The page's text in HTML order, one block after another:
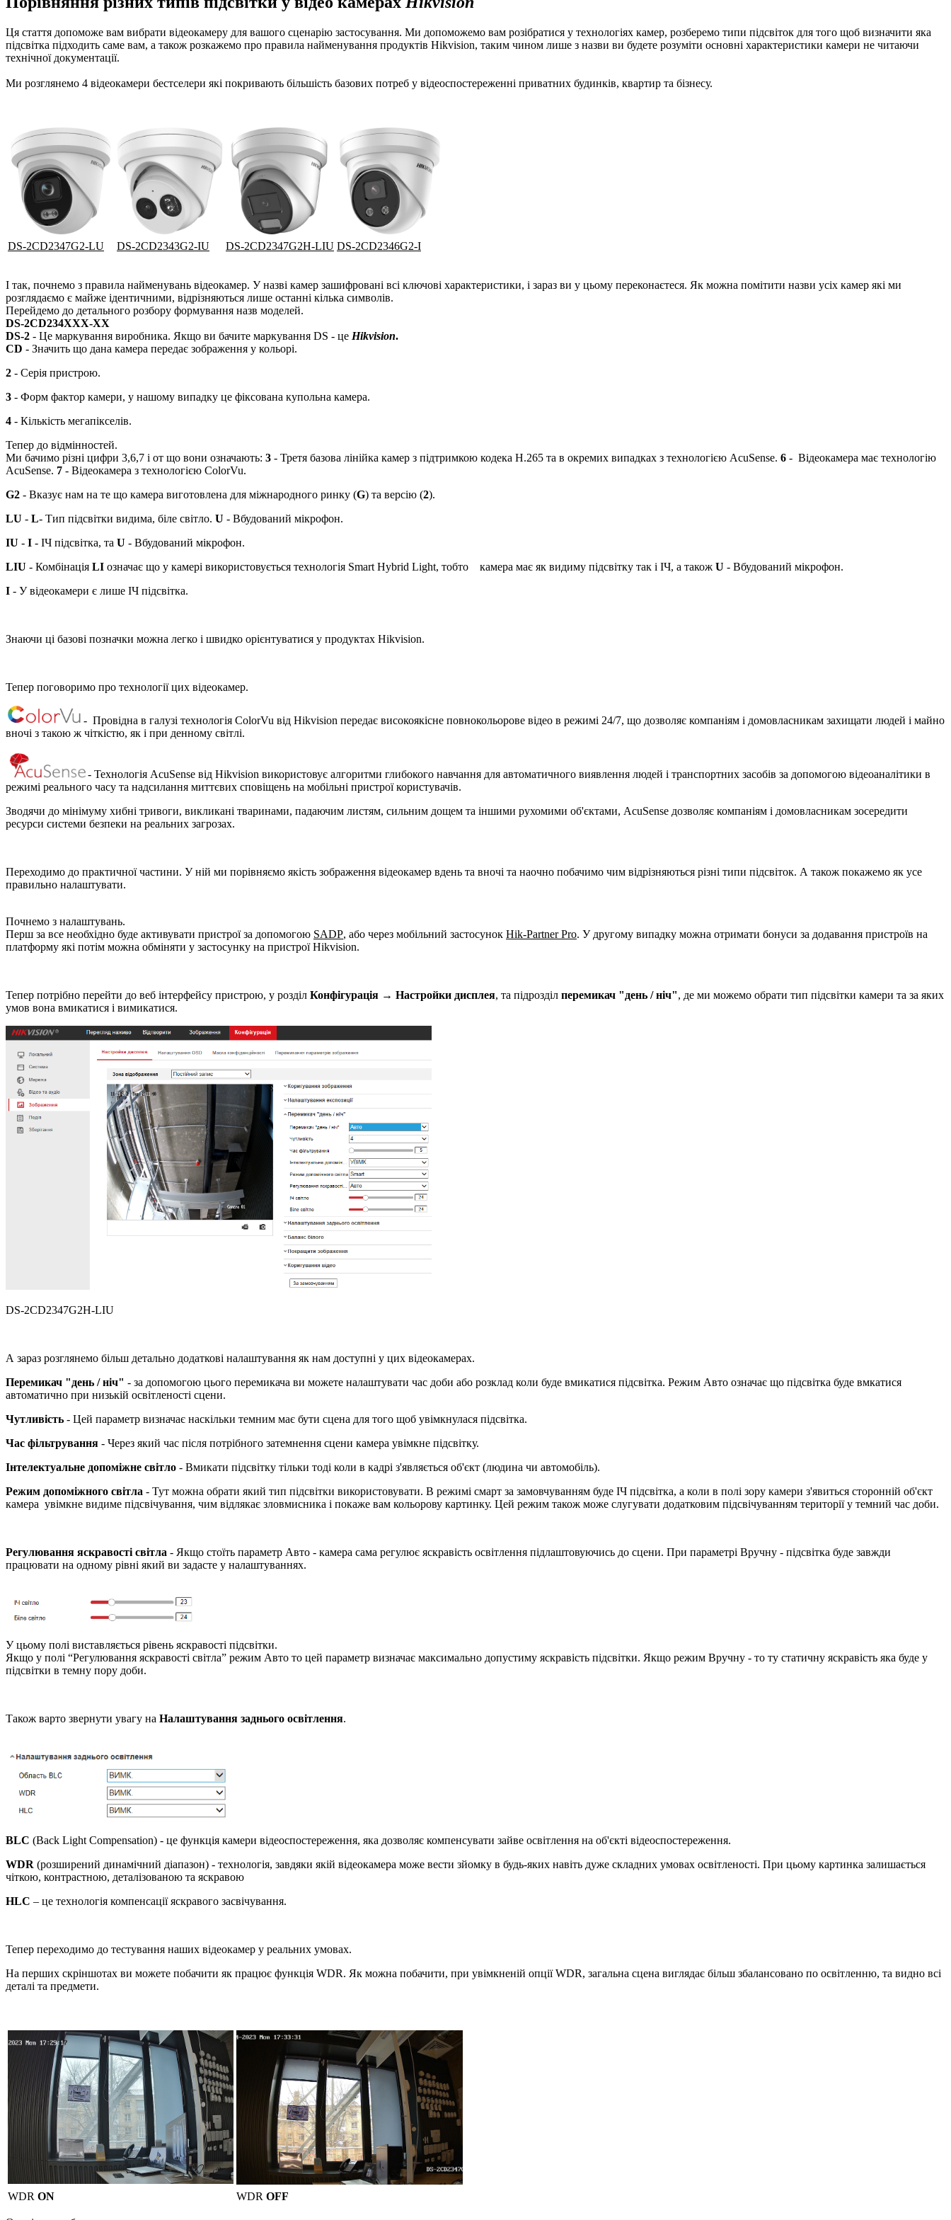
Ця стаття допоможе вам вибрати відеокамеру для вашого сценарію застосування. Ми допоможемо вам розібратися у технологіях камер, розберемо типи підсвіток для того щоб визначити яка
підсвітка підходить саме вам, а також розкажемо про правила найменування продуктів Hikvision, таким чином лише з назви ви будете розуміти основні характеристики камери не читаючи
технічної документації.
Ми розглянемо 4 відеокамери бестселери які покривають більшість базових потреб у відеоспостереженні приватних будинків, квартир та бізнесу.
DS-2CD2347G2-LU DS-2CD2343G2-IU DS-2CD2347G2H-LIU DS-2CD2346G2-I
І так, почнемо з правила найменувань відеокамер. У назві камер зашифровані всі ключові характеристики, і зараз ви у цьому переконаєтеся. Як можна помітити назви усіх камер які ми
розглядаємо є майже ідентичними, відрізняються лише останні кілька символів.
Перейдемо до детального розбору формування назв моделей.
DS-2CD234XXX-XX
DS-2 - Це маркування виробника. Якщо ви бачите маркування DS - це Hikvision.
CD - Значить що дана камера передає зображення у кольорі.
2 - Серія пристрою.
3 - Форм фактор камери, у нашому випадку це фіксована купольна камера.
4 - Кількість мегапікселів.
Тепер до відмінностей.
Ми бачимо різні цифри 3,6,7 і от що вони означають: 3 - Третя базова лінійка камер з підтримкою кодека H.265 та в окремих випадках з технологією AcuSense. 6 - Відеокамера має технологію
AcuSense. 7 - Відеокамера з технологією ColorVu.
G2 - Вказує нам на те що камера виготовлена для міжнародного ринку (G) та версію (2).
LU - L- Тип підсвітки видима, біле світло. U - Вбудований мікрофон.
IU - I - ІЧ підсвітка, та U - Вбудований мікрофон.
LIU - Комбінація LI означає що у камері використовується технологія Smart Hybrid Light, тобто камера має як видиму підсвітку так і ІЧ, а також U - Вбудований мікрофон.
I - У відеокамери є лише ІЧ підсвітка.
Знаючи ці базові позначки можна легко і швидко орієнтуватися у продуктах Hikvision.
Тепер поговоримо про технології цих відеокамер.
- Провідна в галузі технологія ColorVu від Hikvision передає високоякісне повнокольорове відео в режимі 24/7, що дозволяє компаніям і домовласникам захищати людей і майно
вночі з такою ж чіткістю, як і при денному світлі.
- Технологія AcuSense від Hikvision використовує алгоритми глибокого навчання для автоматичного виявлення людей і транспортних засобів за допомогою відеоаналітики в
режимі реального часу та надсилання миттєвих сповіщень на мобільні пристрої користувачів.
Зводячи до мінімуму хибні тривоги, викликані тваринами, падаючим листям, сильним дощем та іншими рухомими об'єктами, AcuSense дозволяє компаніям і домовласникам зосередити
ресурси системи безпеки на реальних загрозах.
Переходимо до практичної частини. У ній ми порівняємо якість зображення відеокамер вдень та вночі та наочно побачимо чим відрізняються різні типи підсвіток. А також покажемо як усе
правильно налаштувати.
Почнемо з налаштувань.
Перш за все необхідно буде активувати пристрої за допомогою SADP, або через мобільний застосунок Hik-Partner Pro. У другому випадку можна отримати бонуси за додавання пристроїв на
платформу які потім можна обміняти у застосунку на пристрої Hikvision.
Тепер потрібно перейти до веб інтерфейсу пристрою, у розділ Конфігурація → Настройки дисплея, та підрозділ перемикач "день / ніч", де ми можемо обрати тип підсвітки камери та за яких
умов вона вмикатися і вимикатися.
DS-2CD2347G2H-LIU
А зараз розглянемо більш детально додаткові налаштування як нам доступні у цих відеокамерах.
Перемикач "день / ніч" - за допомогою цього перемикача ви можете налаштувати час доби або розклад коли буде вмикатися підсвітка. Режим Авто означає що підсвітка буде вмкатися
автоматично при низькій освітленості сцени.
Чутливість - Цей параметр визначає наскільки темним має бути сцена для того щоб увімкнулася підсвітка.
Час фільтрування - Через який час після потрібного затемнення сцени камера увімкне підсвітку.
Інтелектуальне допоміжне світло - Вмикати підсвітку тільки тоді коли в кадрі з'являється об'єкт (людина чи автомобіль).
Режим допоміжного світла - Тут можна обрати який тип підсвітки використовувати. В режимі смарт за замовчуванням буде ІЧ підсвітка, а коли в полі зору камери з'явиться сторонній об'єкт
камера увімкне видиме підсвічування, чим відлякає зловмисника і покаже вам кольорову картинку. Цей режим також може слугувати додатковим підсвічуванням території у темний час доби.
Регулювання яскравості світла - Якщо стоїть параметр Авто - камера сама регулює яскравість освітлення підлаштовуючись до сцени. При параметрі Вручну - підсвітка буде завжди
працювати на одному рівні який ви задасте у налаштуваннях.
У цьому полі виставляється рівень яскравості підсвітки.
Якщо у полі “Регулювання яскравості світла” режим Авто то цей параметр визначає максимально допустиму яскравість підсвітки. Якщо режим Вручну - то ту статичну яскравість яка буде у
підсвітки в темну пору доби.
Також варто звернути увагу на Налаштування заднього освітлення.
BLC (Back Light Compensation) - це функція камери відеоспостереження, яка дозволяє компенсувати зайве освітлення на об'єкті відеоспостереження.
WDR (розширений динамічний діапазон) - технологія, завдяки якій відеокамера може вести зйомку в будь-яких навіть дуже складних умовах освітленості. При цьому картинка залишається
чіткою, контрастною, деталізованою та яскравою
HLC – це технологія компенсації яскравого засвічування.
Тепер переходимо до тестування наших відеокамер у реальних умовах.
На перших скріншотах ви можете побачити як працює функція WDR. Як можна побачити, при увімкненій опції WDR, загальна сцена виглядає більш збалансовано по освітленню, та видно всі
деталі та предмети.
WDR ON WDR OFF